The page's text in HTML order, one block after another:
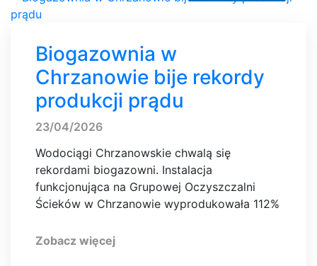
Biogazownia w
Chrzanowie bije rekordy
produkcji prądu
23/04/2026
Wodociągi Chrzanowskie chwalą się
rekordami biogazowni. Instalacja
funkcjonująca na Grupowej Oczyszczalni
Ścieków w Chrzanowie wyprodukowała 112%
Zobacz więcej